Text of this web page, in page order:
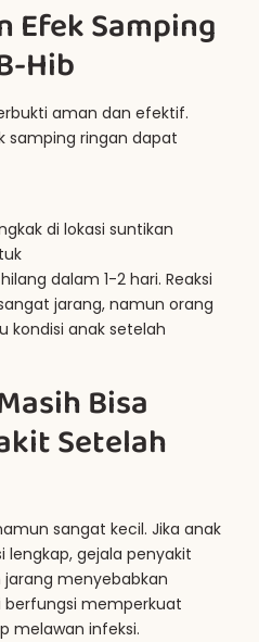
Efek Samping
Hib
aman dan efektif.
samping ringan dapat
di lokasi suntikan
dalam 1-2 hari. Reaksi
jarang, namun orang
anak setelah
Bisa
Setelah
sangat kecil. Jika anak
lengkap, gejala penyakit
menyebabkan
berfungsi memperkuat
melawan infeksi.